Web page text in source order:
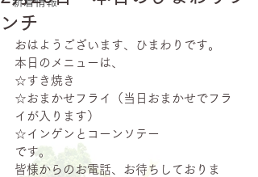
ンチ
おはようございます、ひまわりです。
本日のメニューは、
☆すき焼き
☆おまかせフライ（当日おまかせでフラ
イが入ります）
☆インゲンとコーンソテー
です。
皆様からのお電話、お待ちしておりま